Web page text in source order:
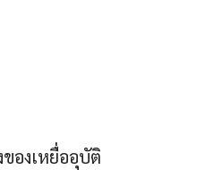
องเหยื่ออุบัติ